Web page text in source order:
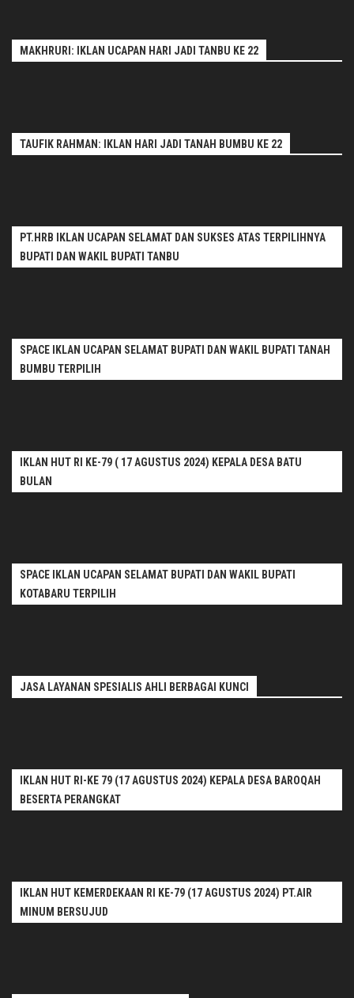
MAKHRURI: IKLAN UCAPAN HARI JADI TANBU KE 22
TAUFIK RAHMAN: IKLAN HARI JADI TANAH BUMBU KE 22
PT.HRB IKLAN UCAPAN SELAMAT DAN SUKSES ATAS TERPILIHNYA
BUPATI DAN WAKIL BUPATI TANBU
SPACE IKLAN UCAPAN SELAMAT BUPATI DAN WAKIL BUPATI TANAH
BUMBU TERPILIH
IKLAN HUT RI KE-79 ( 17 AGUSTUS 2024) KEPALA DESA BATU
BULAN
SPACE IKLAN UCAPAN SELAMAT BUPATI DAN WAKIL BUPATI
KOTABARU TERPILIH
JASA LAYANAN SPESIALIS AHLI BERBAGAI KUNCI
IKLAN HUT RI-KE 79 (17 AGUSTUS 2024) KEPALA DESA BAROQAH
BESERTA PERANGKAT
IKLAN HUT KEMERDEKAAN RI KE-79 (17 AGUSTUS 2024) PT.AIR
MINUM BERSUJUD